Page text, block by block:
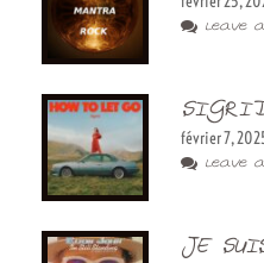
Leave a
février 7,
Leave a
JE